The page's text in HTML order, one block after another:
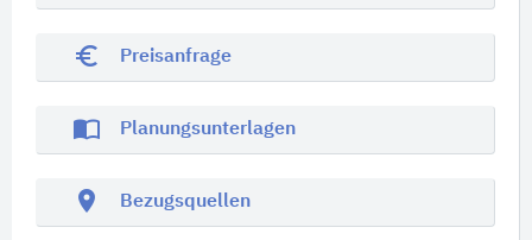
euro_symbol Preisanfrage
import_contacts Planungsunterlagen
location_on Bezugsquellen